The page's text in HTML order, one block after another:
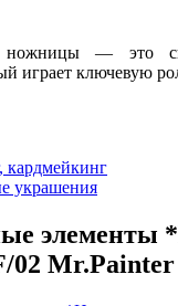
ножницы — это
играет ключевую
кардмейкинг
украшения
элементы
Mr.Painter